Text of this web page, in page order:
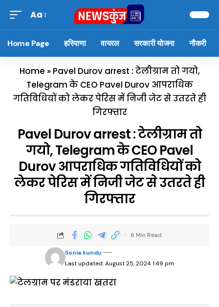
Aa
Home Page हरियाणा वायरल सरकारी योजना नौकरी
Home » Pavel Durov arrest : टेलीग्राम तो गयो,
Telegram के CEO Pavel Durov आपराधिक
गतिविधियों को लेकर पेरिस में निजी जेट से उतरते ही
गिरफ्तार
Pavel Durov arrest : टेलीग्राम तो
गयो, Telegram के CEO Pavel
Durov आपराधिक गतिविधियों को
लेकर पेरिस में निजी जेट से उतरते ही
गिरफ्तार
Last updated: August 25, 2024 1:49 pm
Sonia kundu
6 Min Read